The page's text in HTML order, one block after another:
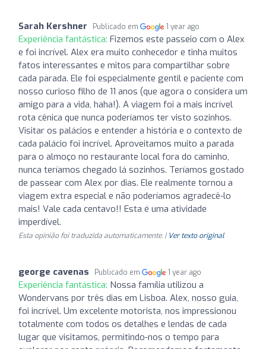
Sarah Kershner Publicado em 1 year ago
Experiência fantástica: Fizemos este passeio com o Alex
e foi incrível. Alex era muito conhecedor e tinha muitos
fatos interessantes e mitos para compartilhar sobre
cada parada. Ele foi especialmente gentil e paciente com
nosso curioso filho de 11 anos (que agora o considera um
amigo para a vida, haha!). A viagem foi a mais incrível
rota cênica que nunca poderíamos ter visto sozinhos.
Visitar os palácios e entender a história e o contexto de
cada palácio foi incrível. Aproveitamos muito a parada
para o almoço no restaurante local fora do caminho,
nunca teríamos chegado lá sozinhos. Teríamos gostado
de passear com Alex por dias. Ele realmente tornou a
viagem extra especial e não poderíamos agradecê-lo
mais! Vale cada centavo!! Esta é uma atividade
imperdível.
Esta opinião foi traduzida automaticamente. | Ver texto original
george cavenas Publicado em 1 year ago
Experiência fantástica: Nossa família utilizou a
Wondervans por três dias em Lisboa. Alex, nosso guia,
foi incrível. Um excelente motorista, nos impressionou
totalmente com todos os detalhes e lendas de cada
lugar que visitamos, permitindo-nos o tempo para